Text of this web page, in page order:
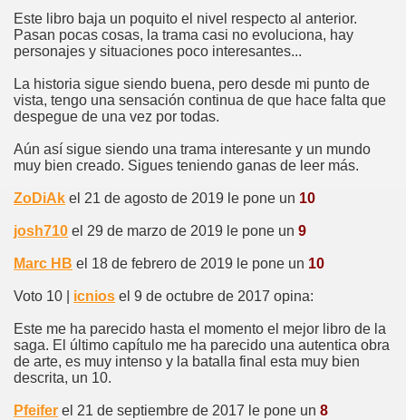
Este libro baja un poquito el nivel respecto al anterior.
Pasan pocas cosas, la trama casi no evoluciona, hay
personajes y situaciones poco interesantes...
La historia sigue siendo buena, pero desde mi punto de
vista, tengo una sensación continua de que hace falta que
despegue de una vez por todas.
Aún así sigue siendo una trama interesante y un mundo
muy bien creado. Sigues teniendo ganas de leer más.
ZoDiAk el 21 de agosto de 2019 le pone un 10
josh710 el 29 de marzo de 2019 le pone un 9
Marc HB el 18 de febrero de 2019 le pone un 10
Voto 10 | icnios el 9 de octubre de 2017 opina:
Este me ha parecido hasta el momento el mejor libro de la
saga. El último capítulo me ha parecido una autentica obra
de arte, es muy intenso y la batalla final esta muy bien
descrita, un 10.
Pfeifer el 21 de septiembre de 2017 le pone un 8